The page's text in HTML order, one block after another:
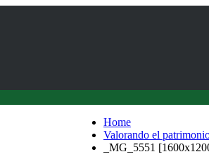
Home
Valorando el
_MG_5551